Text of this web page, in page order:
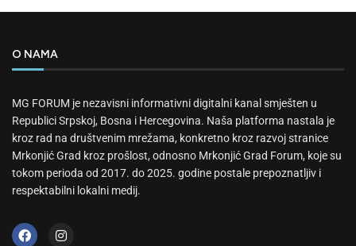
O NAMA
MG FORUM je nezavisni informativni digitalni kanal smješten u
Republici Srpskoj, Bosna i Hercegovina. Naša platforma nastala je
kroz rad na društvenim mrežama, konkretno kroz razvoj stranice
Mrkonjić Grad kroz prošlost, odnosno Mrkonjić Grad Forum, koje su
tokom perioda od 2017. do 2025. godine postale prepoznatljiv i
respektabilni lokalni medij.